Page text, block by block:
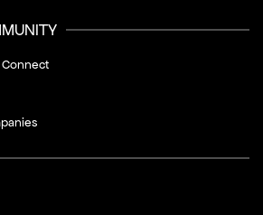
Connect